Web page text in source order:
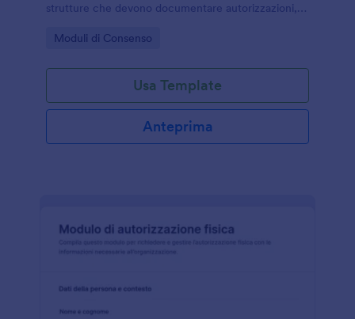
strutture che devono documentare autorizzazioni,
dati.
Go to Category:
Moduli di Consenso
Usa Template
Anteprima